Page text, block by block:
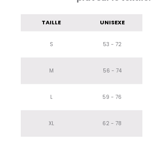
TAILLE UNISEXE
S 53 - 72
M 56 - 74
L 59 - 76
XL 62 - 78